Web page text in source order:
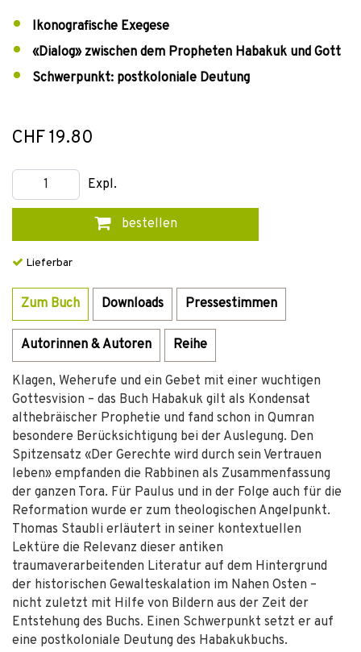
Ikonografische Exegese
«Dialog» zwischen dem Propheten Habakuk und Gott
Schwerpunkt: postkoloniale Deutung
CHF 19.80
Expl.
bestellen
Lieferbar
Zum Buch Downloads Pressestimmen
Autorinnen & Autoren Reihe
Klagen, Weherufe und ein Gebet mit einer wuchtigen
Gottesvision – das Buch Habakuk gilt als Kondensat
althebräischer Prophetie und fand schon in Qumran
besondere Berücksichtigung bei der Auslegung. Den
Spitzensatz «Der Gerechte wird durch sein Vertrauen
leben» empfanden die Rabbinen als Zusammenfassung
der ganzen Tora. Für Paulus und in der Folge auch für die
Reformation wurde er zum theologischen Angelpunkt.
Thomas Staubli erläutert in seiner kontextuellen
Lektüre die Relevanz dieser antiken
traumaverarbeitenden Literatur auf dem Hintergrund
der historischen Gewalteskalation im Nahen Osten –
nicht zuletzt mit Hilfe von Bildern aus der Zeit der
Entstehung des Buchs. Einen Schwerpunkt setzt er auf
eine postkoloniale Deutung des Habakukbuchs.